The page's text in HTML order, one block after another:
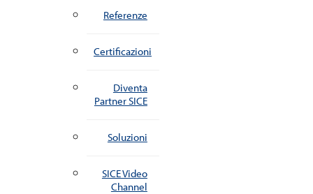
Referenze
Certificazioni
Diventa
Partner SICE
Soluzioni
SICE Video
Channel